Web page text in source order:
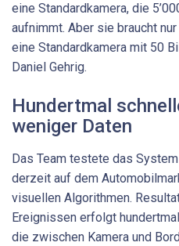
eine Standardkamera, die
aufnimmt. Aber sie braucht
eine Standardkamera mit 50
Daniel Gehrig.
Hundertmal
weniger Daten
Das Team testete das
derzeit auf dem
visuellen Algorithmen.
Ereignissen erfolgt
die zwischen Kamera und